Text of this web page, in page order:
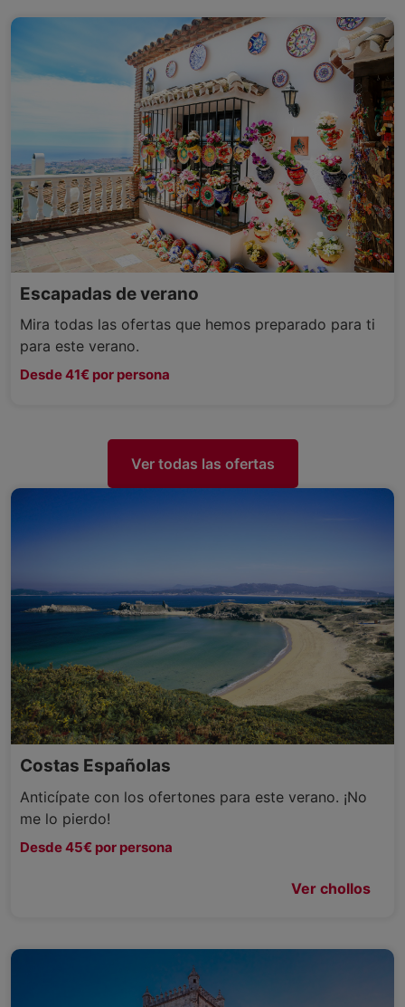
Escapadas de verano
Mira todas las ofertas que hemos preparado para ti
para este verano.
Desde 41€ por persona
Ver todas las ofertas
Costas Españolas
Anticípate con los ofertones para este verano. ¡No
me lo pierdo!
Desde 45€ por persona
Ver chollos